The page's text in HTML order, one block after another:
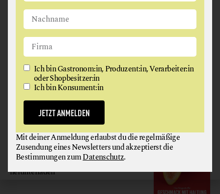
GAUMEN HOCH
MAGAZIN
Hier gratis
herunterladen
Ich bin Gastronom:in, Produzent:in, Verarbeiter:in oder
Shopbesitzer:in
Ich bin Konsument:in
JETZT ANMELDEN
Mit deiner Anmeldung erlaubst du die regelmäßige
Zusendung eines Newsletters und akzeptierst die
Bestimmungen zum Datenschutz
Ich bin Gastronom:in, Produzent:in, Verarbeiter:in
oder Shopbesitzer:in
Ich bin Konsument:in
JETZT ANMELDEN
Mit deiner Anmeldung erlaubst du die regelmäßige
Zusendung eines Newsletters und akzeptierst die
Bestimmungen zumDatenschutz.